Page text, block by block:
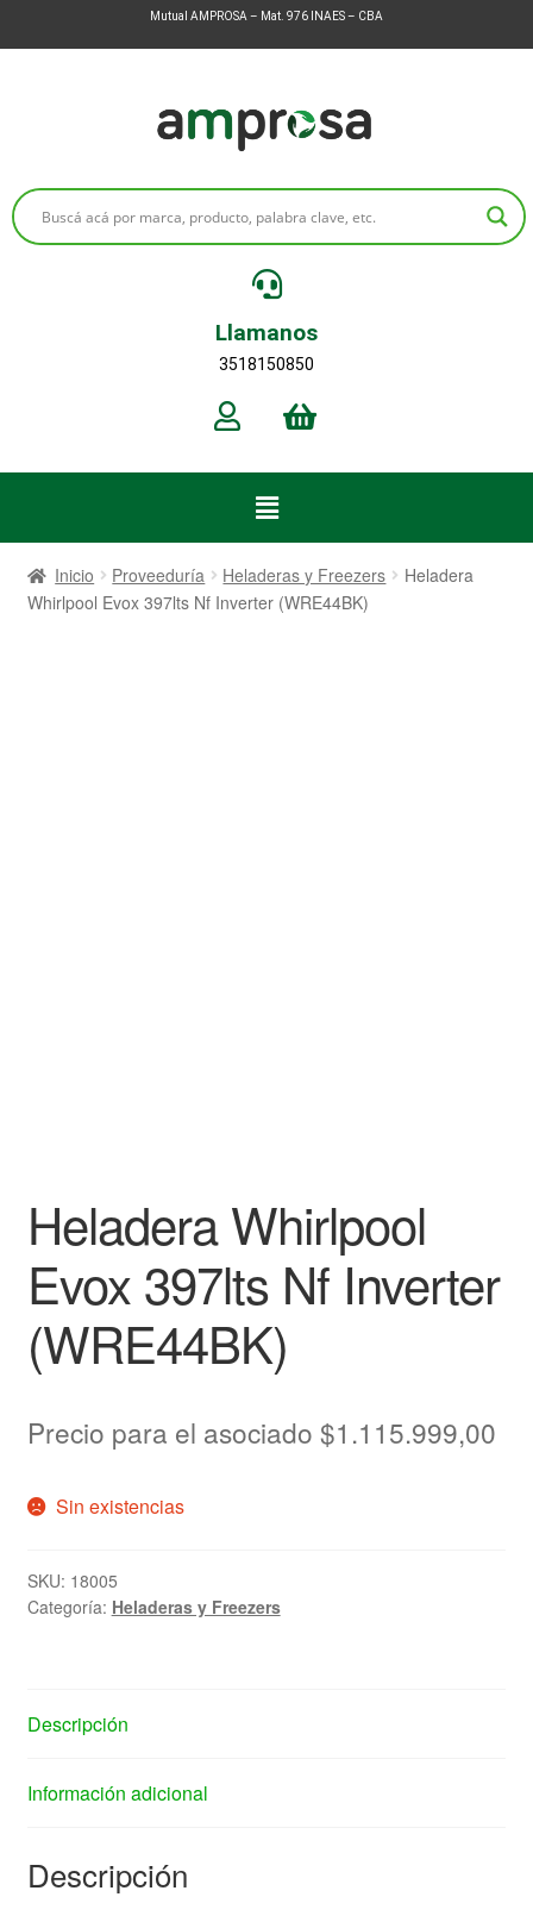
Mutual AMPROSA – Mat. 976 INAES – CBA
Llamanos
3518150850
Inicio Proveeduría Heladeras y Freezers
Heladera
Whirlpool Evox 397lts Nf Inverter (WRE44BK)
Heladera Whirlpool
Evox 397lts Nf Inverter
(WRE44BK)
Precio para el asociado $1.115.999,00
Sin existencias
SKU: 18005
Categoría: Heladeras y Freezers
Descripción
Información adicional
Descripción